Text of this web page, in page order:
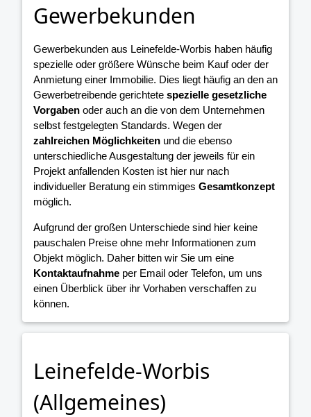
Gewerbekunden
Gewerbekunden aus Leinefelde-Worbis haben häufig
spezielle oder größere Wünsche beim Kauf oder der
Anmietung einer Immobilie. Dies liegt häufig an den an
Gewerbetreibende gerichtete spezielle gesetzliche
Vorgaben oder auch an die von dem Unternehmen
selbst festgelegten Standards. Wegen der
zahlreichen Möglichkeiten und die ebenso
unterschiedliche Ausgestaltung der jeweils für ein
Projekt anfallenden Kosten ist hier nur nach
individueller Beratung ein stimmiges Gesamtkonzept
möglich.
Aufgrund der großen Unterschiede sind hier keine
pauschalen Preise ohne mehr Informationen zum
Objekt möglich. Daher bitten wir Sie um eine
Kontaktaufnahme per Email oder Telefon, um uns
einen Überblick über ihr Vorhaben verschaffen zu
können.
Leinefelde-Worbis
(Allgemeines)